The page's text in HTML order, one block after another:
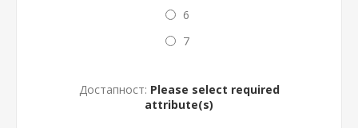
6
7
Достапност: Please select required
attribute(s)